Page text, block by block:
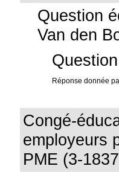
Question
Van den
Réponse donnée
Congé-
employeurs
PME (3-